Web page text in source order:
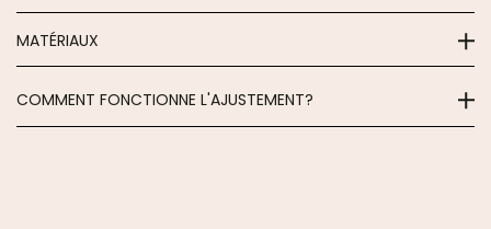
MATÉRIAUX
COMMENT FONCTIONNE L'AJUSTEMENT?